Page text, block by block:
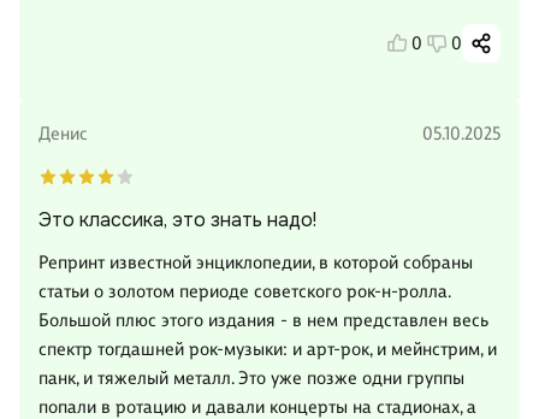
0 0
Денис 05.10.2025
Это классика, это знать надо!
Репринт известной энциклопедии, в которой собраны
статьи о золотом периоде советского рок-н-ролла.
Большой плюс этого издания - в нем представлен весь
спектр тогдашней рок-музыки: и арт-рок, и мейнстрим, и
панк, и тяжелый металл. Это уже позже одни группы
попали в ротацию и давали концерты на стадионах, а